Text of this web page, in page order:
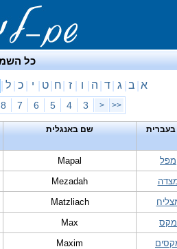
כל
א ב ג ד ה ו ז ח ט י כ ל
<<
<
3
4
5
6
7
8
שם באנגלית
מפל Mapal
Mezadah
Matzliach
מקס
Max
Maxim